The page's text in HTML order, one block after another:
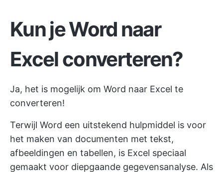
Kun je Word naar
Excel converteren?
Ja, het is mogelijk om Word naar Excel te
converteren!
Terwijl Word een uitstekend hulpmiddel is voor
het maken van documenten met tekst,
afbeeldingen en tabellen, is Excel speciaal
gemaakt voor diepgaande gegevensanalyse. Als